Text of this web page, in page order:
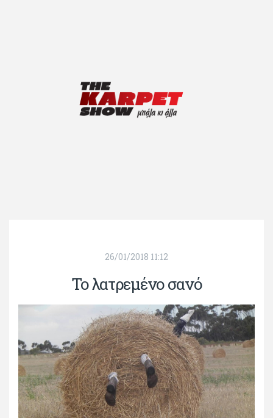
26/01/2018 11:12
Το λατρεμένο σανό